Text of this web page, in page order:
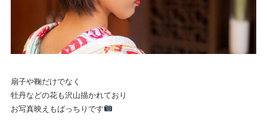
扇子や鞠だけでなく
牡丹などの花も沢山描かれており
お写真映えもばっちりです